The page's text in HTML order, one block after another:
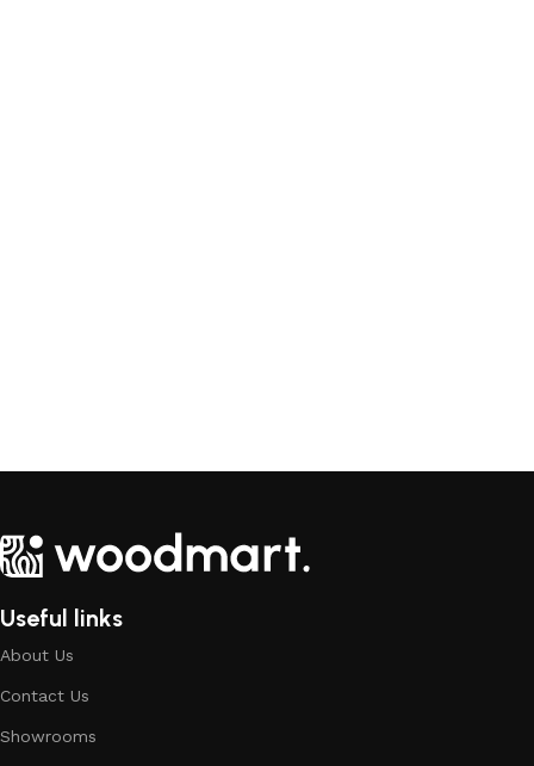
Useful links
About Us
Contact Us
Showrooms